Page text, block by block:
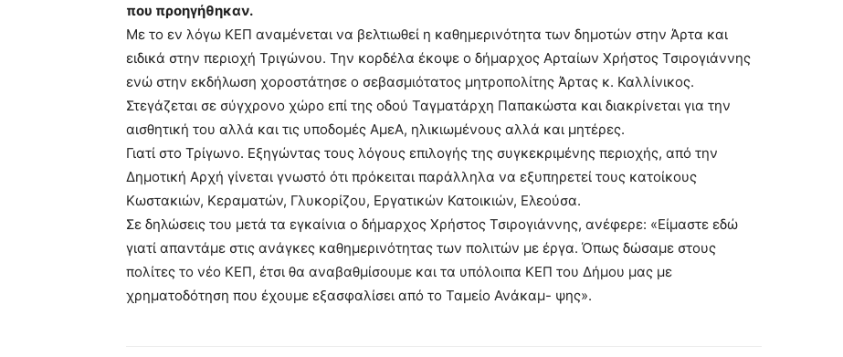
που προηγήθηκαν.
Με το εν λόγω ΚΕΠ αναμένεται να βελτιωθεί η καθημερινότητα των δημοτών στην Άρτα και
ειδικά στην περιοχή Τριγώνου. Την κορδέλα έκοψε ο δήμαρχος Αρταίων Χρήστος Τσιρογιάννης
ενώ στην εκδήλωση χοροστάτησε ο σεβασμιότατος μητροπολίτης Άρτας κ. Καλλίνικος.
Στεγάζεται σε σύγχρονο χώρο επί της οδού Ταγματάρχη Παπακώστα και διακρίνεται για την
αισθητική του αλλά και τις υποδομές ΑμεΑ, ηλικιωμένους αλλά και μητέρες.
Γιατί στο Τρίγωνο. Εξηγώντας τους λόγους επιλογής της συγκεκριμένης περιοχής, από την
Δημοτική Αρχή γίνεται γνωστό ότι πρόκειται παράλληλα να εξυπηρετεί τους κατοίκους
Κωστακιών, Κεραματών, Γλυκορίζου, Εργατικών Κατοικιών, Ελεούσα.
Σε δηλώσεις του μετά τα εγκαίνια ο δήμαρχος Χρήστος Τσιρογιάννης, ανέφερε: «Είμαστε εδώ
γιατί απαντάμε στις ανάγκες καθημερινότητας των πολιτών με έργα. Όπως δώσαμε στους
πολίτες το νέο ΚΕΠ, έτσι θα αναβαθμίσουμε και τα υπόλοιπα ΚΕΠ του Δήμου μας με
χρηματοδότηση που έχουμε εξασφαλίσει από το Ταμείο Ανάκαμ- ψης».